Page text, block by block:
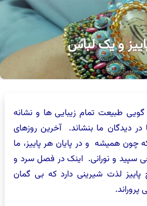
و یک لباس
طبیعت تمام زیبایی ها و نشانه
دیدگان ما بنشاند. آخرین روزهای
چون همیشه و در پایان هر پاییز، ما
سپید و نورانی. اینک در فصل سرد و
لذت شیرینی دارد که بی گمان